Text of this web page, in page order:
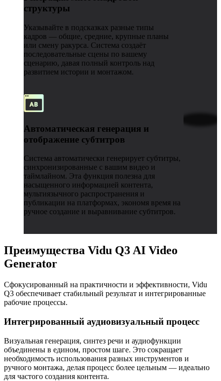
структуры
Указывайте в подсказках разные типы
кадров — общие, средние, крупные планы
или смену ракурса. Система создаёт
последовательные сцены по вашему
сценарию, давая полный контроль над
развитием истории и монтажом.
Автоматическая генерация и
отображение субтитров
Система автоматически генерирует субтитры,
синхронизированные с вашим видео и
таймлайном. Эта функция полезна для
насыщенного информацией контента,
мультиязычного распространения и
публикации на платформах, экономя время на
ручное создание и выравнивание субтитров.
Преимущества Vidu Q3 AI Video
Generator
Сфокусированный на практичности и эффективности, Vidu
Q3 обеспечивает стабильный результат и интегрированные
рабочие процессы.
Интегрированный аудиовизуальный процесс
Визуальная генерация, синтез речи и аудиофункции
объединены в едином, простом шаге. Это сокращает
необходимость использования разных инструментов и
ручного монтажа, делая процесс более цельным — идеально
для частого создания контента.